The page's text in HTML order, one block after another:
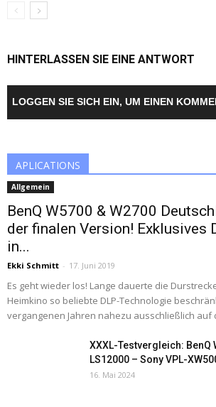
HINTERLASSEN SIE EINE ANTWORT
LOGGEN SIE SICH EIN, UM EINEN
APLICATIONS
Allgemein
BenQ W5700 & W2700
der finalen Version! Exklusives
in...
Ekki Schmitt - 17. Juni 2019
Es geht wieder los! Lange dauerte die
Heimkino so beliebte DLP-Technologie
vergangenen Jahren nahezu ausschließlich auf
XXXL-Testvergleich: BenQ
LS12000 – Sony VPL-
16. Mai 2024